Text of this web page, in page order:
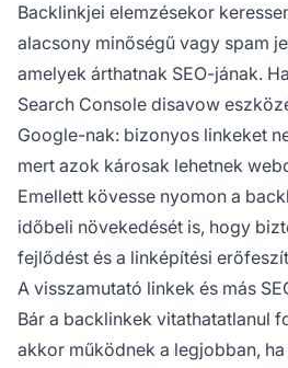
Backlinkjei elemzésekor
alacsony minőségű vagy spam
amelyek árthatnak SEO-jának.
Search Console disavow
Google-nak: bizonyos linkeket
mert azok károsak lehetnek
Emellett kövesse nyomon a
időbeli növekedését is, hogy
fejlődést és a linképítési
A visszamutató linkek és más
Bár a backlinkek vitathatatlanul
akkor működnek a legjobban,